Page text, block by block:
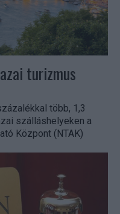
turizmus
több, 1,3
szálláshelyeken a
Központ (NTAK)